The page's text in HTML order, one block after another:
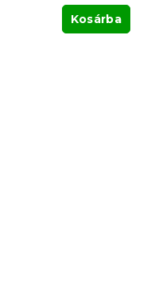
Kosárba